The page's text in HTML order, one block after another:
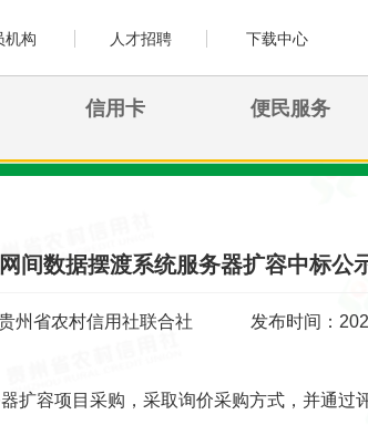
机构 人才招聘 下载中心
信用卡 便民服务
网间数据摆渡系统服务器扩容中标公
州省农村信用社联合社 发布时间：
扩容项目采购，采取询价采购方式，并通过